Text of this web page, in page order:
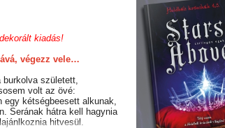
kiadás!
végezz vele…
burkolva született,
volt az övé:
kétségbeesett alkunak,
Serának hátra kell hagynia
hitvesül.